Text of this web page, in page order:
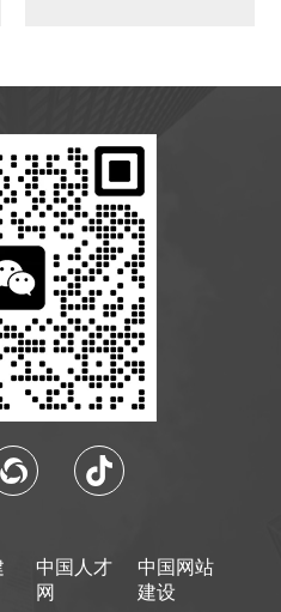
中国人才
网
中国网站
建设